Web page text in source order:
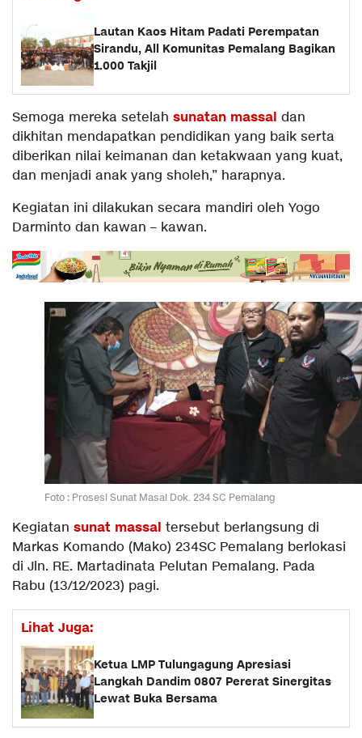
Lautan Kaos Hitam Padati Perempatan
Sirandu, All Komunitas Pemalang Bagikan
1.000 Takjil
Semoga mereka setelah sunatan massal dan
dikhitan mendapatkan pendidikan yang baik serta
diberikan nilai keimanan dan ketakwaan yang kuat,
dan menjadi anak yang sholeh,” harapnya.
Kegiatan ini dilakukan secara mandiri oleh Yogo
Darminto dan kawan – kawan.
Foto : Prosesi Sunat Masal Dok. 234 SC Pemalang
Kegiatan sunat massal tersebut berlangsung di
Markas Komando (Mako) 234SC Pemalang berlokasi
di Jln. RE. Martadinata Pelutan Pemalang. Pada
Rabu (13/12/2023) pagi.
Lihat Juga:
Ketua LMP Tulungagung Apresiasi
Langkah Dandim 0807 Pererat Sinergitas
Lewat Buka Bersama